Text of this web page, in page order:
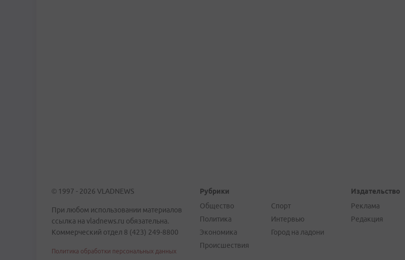
© 1997 - 2026 VLADNEWS
При любом использовании материалов
ссылка на vladnews.ru обязательна.
Коммерческий отдел 8 (423) 249-8800
Политика обработки персональных данных
Рубрики
Общество
Политика
Экономика
Происшествия
Спорт
Интервью
Город на ладони
Издательство
Реклама
Редакция